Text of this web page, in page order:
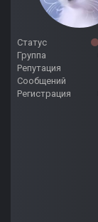
Статус
Группа
Репутация
Сообщений
Регистрация